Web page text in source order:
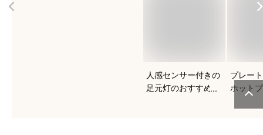
人感センサー付きの
足元灯のおすすめを
プレー
ホット